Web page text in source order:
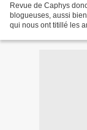
Revue de Caphys
blogueuses, aussi
qui nous ont titillé les